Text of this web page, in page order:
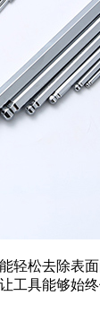
松去除表
工具能够始终